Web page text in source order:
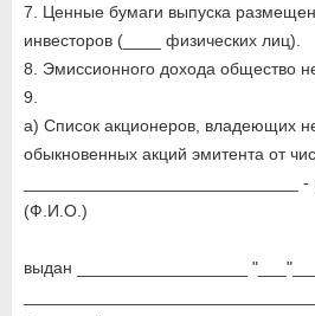
7. Ценные бумаги выпуска
инвесторов (____ физических лиц).
8. Эмиссионного дохода общество
9.
а) Список акционеров, владеющих
обыкновенных акций эмитента от
_____________________________
(Ф.И.О.)
выдан __________________